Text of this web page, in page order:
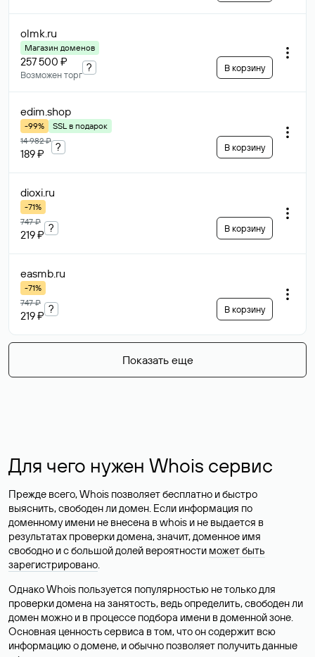
olmk.ru
Магазин доменов
257 500 ₽
Возможен торг
? В корзину
edim.shop
-99%
SSL в подарок
14 982 ₽
189 ₽
? В корзину
dioxi.ru
-71%
747 ₽
219 ₽
? В корзину
easmb.ru
-71%
747 ₽
219 ₽
? В корзину
Показать еще
Для чего нужен Whois сервис
Прежде всего, Whois позволяет бесплатно и быстро
выяснить, свободен ли домен. Если информация по
доменному имени не внесена в whois и не выдается в
результатах проверки домена, значит, доменное имя
свободно и с большой долей вероятности может быть
зарегистрировано.
Однако Whois пользуется популярностью не только для
проверки домена на занятость, ведь определить, свободен ли
домен можно и в процессе подбора имени в доменной зоне.
Основная ценность сервиса в том, что он содержит всю
информацию о домене, и обычно позволяет получить данные